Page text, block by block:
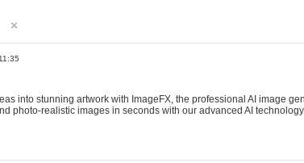
into stunning artwork with ImageFX, the professional AI image
photo-realistic images in seconds with our advanced AI